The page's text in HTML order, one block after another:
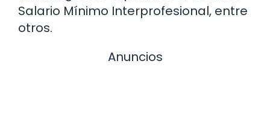
Salario Mínimo Interprofesional, entre
otros.
Anuncios